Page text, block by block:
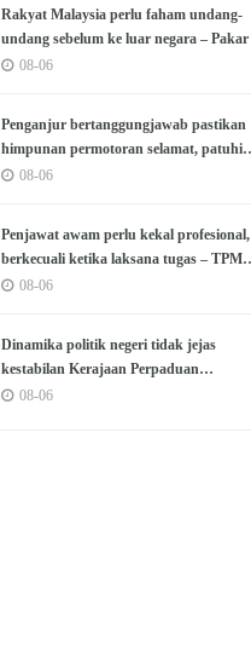
Rakyat Malaysia perlu faham undang-
undang sebelum ke luar negara – Pakar
08-06
Penganjur bertanggungjawab pastikan
himpunan permotoran selamat, patuhi
peraturan – Pakar
08-06
Penjawat awam perlu kekal profesional,
berkecuali ketika laksana tugas – TPM
Zahid
08-06
Dinamika politik negeri tidak jejas
kestabilan Kerajaan Perpaduan
Persekutuan – TPM Zahid
08-06